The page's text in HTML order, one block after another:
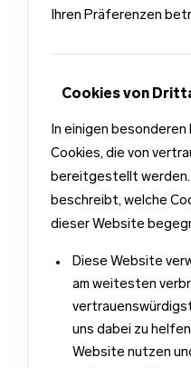
Ihren Präferenzen
Cookies von
In einigen besonderen
Cookies, die von
bereitgestellt
beschreibt, welche
dieser Website
Diese Website
am weitesten
uns dabei zu
Website nutzen